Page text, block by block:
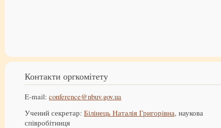
Контакти оргкомітету
E-mail: conference@nbuv.gov.ua
Учений секретар: Білінець Наталія Григорівна, наукова
співробітниця